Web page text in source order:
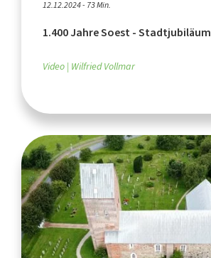
12.12.2024 - 73 Min.
1.400 Jahre Soest - Stadtjubiläum
Video Wilfried Vollmar